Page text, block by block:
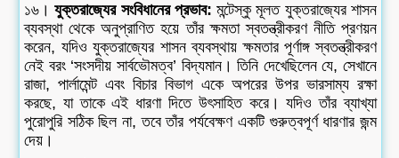
১৬।যুক্তরাজ্যের সংবিধানের প্রভাব: মন্টেস্কু মূলত যুক্তরাজ্যের শাসন
ব্যবস্থা থেকে অনুপ্রাণিত হয়ে তাঁর ক্ষমতা স্বতন্ত্রীকরণ নীতি প্রণয়ন
করেন, যদিও যুক্তরাজ্যের শাসন ব্যবস্থায় ক্ষমতার পূর্ণাঙ্গ স্বতন্ত্রীকরণ
নেই বরং ‘সংসদীয় সার্বভৌমত্ব’ বিদ্যমান। তিনি দেখেছিলেন যে, সেখানে
রাজা, পার্লামেন্ট এবং বিচার বিভাগ একে অপরের উপর ভারসাম্য রক্ষা
করছে, যা তাকে এই ধারণা দিতে উৎসাহিত করে। যদিও তাঁর ব্যাখ্যা
পুরোপুরি সঠিক ছিল না, তবে তাঁর পর্যবেক্ষণ একটি গুরুত্বপূর্ণ ধারণার জন্ম
দেয়।